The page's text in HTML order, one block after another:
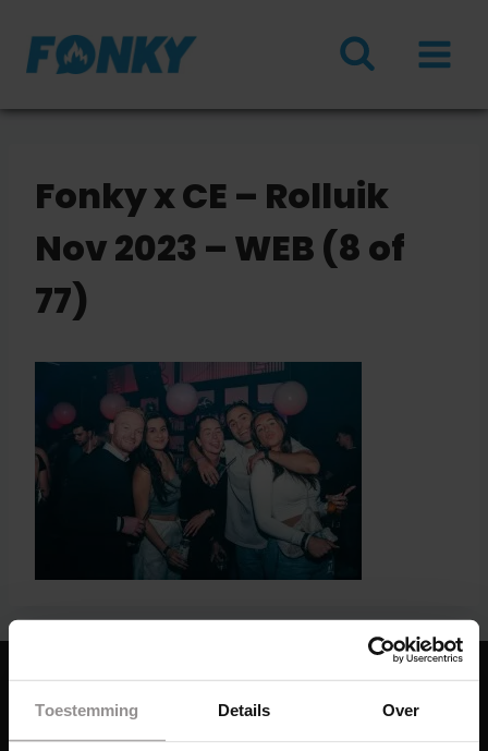
Toestemming Details Over
naar
inhoud
Fonky x CE – Rolluik
Nov 2023 – WEB (8 of
77)